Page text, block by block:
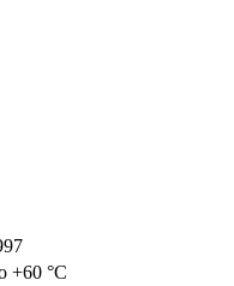
+60 °С